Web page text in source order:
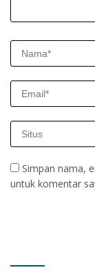
Simpan nama,
untuk komentar